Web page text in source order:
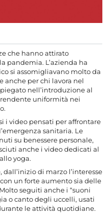
che hanno attirato
pandemia. L’azienda ha
si assomigliavano molto da
anche per chi lavora nel
nell’introduzione al
uniformità nei
i video pensati per affrontare
sanitaria. Le
su benessere personale,
anche i video dedicati al
yoga.
di marzo l’interesse
un forte aumento sia delle
seguiti anche i “suoni
o canto degli uccelli, usati
le attività quotidiane.